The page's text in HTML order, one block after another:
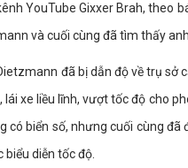
YouTube Gixxer Brah, theo
và cuối cùng đã tìm thấy
đã bị dẫn độ về trụ sở
lái xe liều lĩnh, vượt tốc độ cho
có biển số, nhưng cuối cùng
biểu diễn tốc độ.